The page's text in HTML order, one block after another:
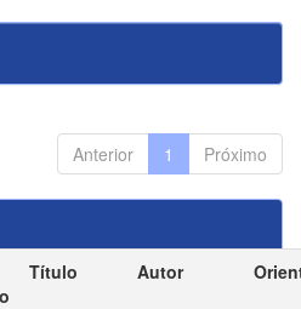
Anterior 1 Próximo
Título Autor